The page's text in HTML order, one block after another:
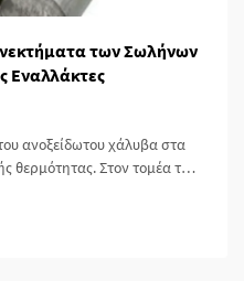
των Σωλήνων
Εναλλάκτες
ανοξείδωτου χάλυβα στα
θερμότητας. Στον τομέα των
Στον πυρήνα